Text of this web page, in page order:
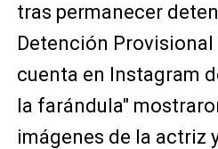
tras permanecer
Detención Provisional
cuenta en Instagram
la farándula"
imágenes de la actriz